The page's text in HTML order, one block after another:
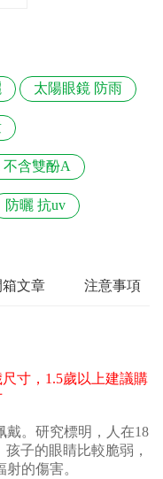
太陽眼鏡 防雨
不含雙酚A
防曬 抗uv
箱文章 注意事項
寸，1.5歲以上建議購
戴。研究標明，人在18
子的眼睛比較脆弱，
的傷害。